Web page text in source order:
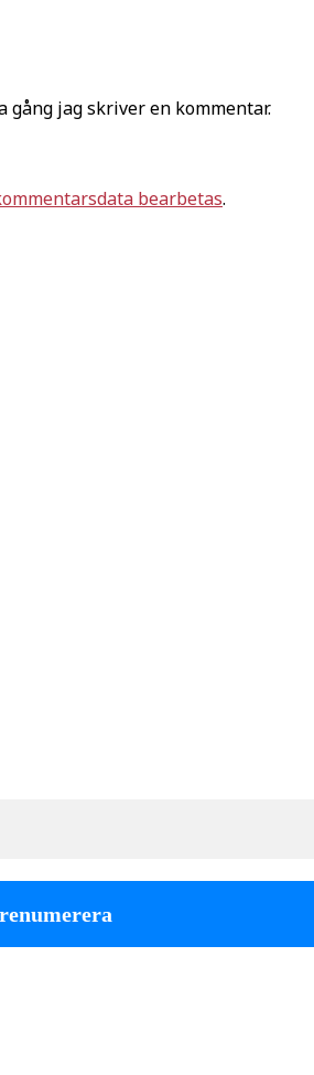
jag skriver en kommentar.
bearbetas.